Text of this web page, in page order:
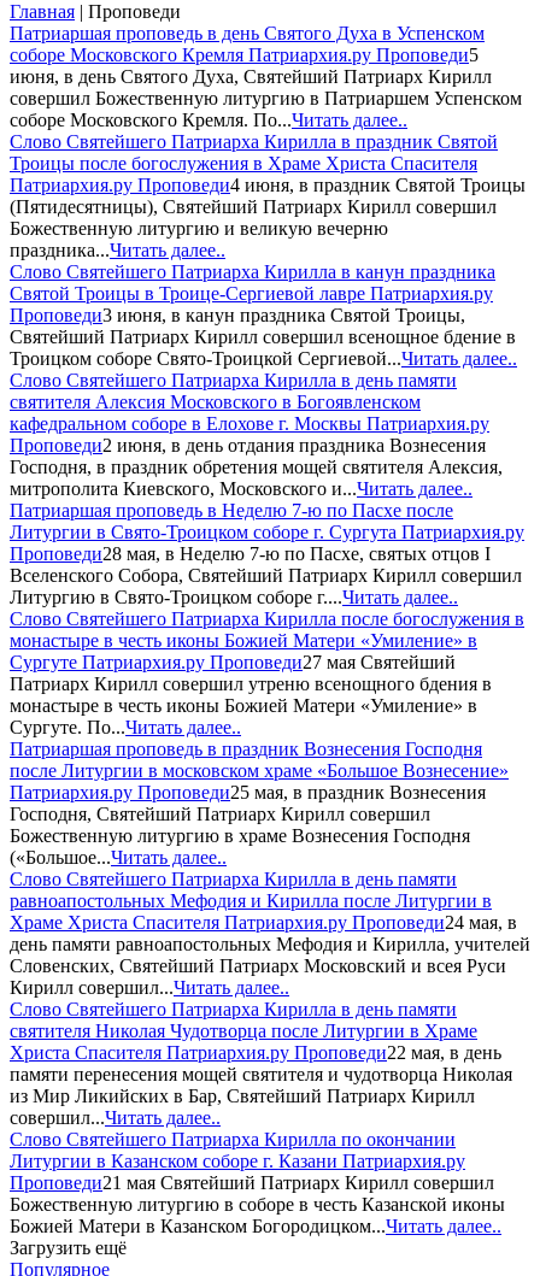
Главная | Проповеди
Патриаршая проповедь в день Святого Духа в Успенском
соборе Московского Кремля Патриархия.ру Проповеди5
июня, в день Святого Духа, Святейший Патриарх Кирилл
совершил Божественную литургию в Патриаршем Успенском
соборе Московского Кремля. По...Читать далее..
Слово Святейшего Патриарха Кирилла в праздник Святой
Троицы после богослужения в Храме Христа Спасителя
Патриархия.ру Проповеди4 июня, в праздник Святой Троицы
(Пятидесятницы), Святейший Патриарх Кирилл совершил
Божественную литургию и великую вечерню
праздника...Читать далее..
Слово Святейшего Патриарха Кирилла в канун праздника
Святой Троицы в Троице-Сергиевой лавре Патриархия.ру
Проповеди3 июня, в канун праздника Святой Троицы,
Святейший Патриарх Кирилл совершил всенощное бдение в
Троицком соборе Свято-Троицкой Сергиевой...Читать далее..
Слово Святейшего Патриарха Кирилла в день памяти
святителя Алексия Московского в Богоявленском
кафедральном соборе в Елохове г. Москвы Патриархия.ру
Проповеди2 июня, в день отдания праздника Вознесения
Господня, в праздник обретения мощей святителя Алексия,
митрополита Киевского, Московского и...Читать далее..
Патриаршая проповедь в Неделю 7-ю по Пасхе после
Литургии в Свято-Троицком соборе г. Сургута Патриархия.ру
Проповеди28 мая, в Неделю 7-ю по Пасхе, святых отцов I
Вселенского Собора, Святейший Патриарх Кирилл совершил
Литургию в Свято-Троицком соборе г....Читать далее..
Слово Святейшего Патриарха Кирилла после богослужения в
монастыре в честь иконы Божией Матери «Умиление» в
Сургуте Патриархия.ру Проповеди27 мая Святейший
Патриарх Кирилл совершил утреню всенощного бдения в
монастыре в честь иконы Божией Матери «Умиление» в
Сургуте. По...Читать далее..
Патриаршая проповедь в праздник Вознесения Господня
после Литургии в московском храме «Большое Вознесение»
Патриархия.ру Проповеди25 мая, в праздник Вознесения
Господня, Святейший Патриарх Кирилл совершил
Божественную литургию в храме Вознесения Господня
(«Большое...Читать далее..
Слово Святейшего Патриарха Кирилла в день памяти
равноапостольных Мефодия и Кирилла после Литургии в
Храме Христа Спасителя Патриархия.ру Проповеди24 мая, в
день памяти равноапостольных Мефодия и Кирилла, учителей
Словенских, Святейший Патриарх Московский и всея Руси
Кирилл совершил...Читать далее..
Слово Святейшего Патриарха Кирилла в день памяти
святителя Николая Чудотворца после Литургии в Храме
Христа Спасителя Патриархия.ру Проповеди22 мая, в день
памяти перенесения мощей святителя и чудотворца Николая
из Мир Ликийских в Бар, Святейший Патриарх Кирилл
совершил...Читать далее..
Слово Святейшего Патриарха Кирилла по окончании
Литургии в Казанском соборе г. Казани Патриархия.ру
Проповеди21 мая Святейший Патриарх Кирилл совершил
Божественную литургию в соборе в честь Казанской иконы
Божией Матери в Казанском Богородицком...Читать далее..
Загрузить ещё
Популярное